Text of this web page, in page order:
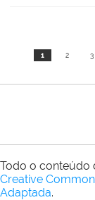
1 2 3
Todo o conteúdo
Creative
Adaptada.